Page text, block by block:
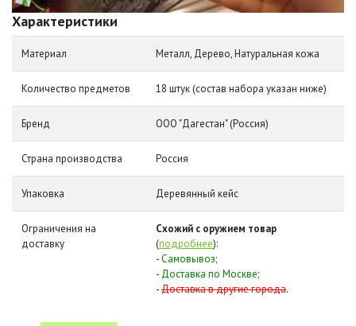
Характеристики
Материал Металл, Дерево, Натуральная кожа
Количество предметов 18 штук (состав набора указан ниже)
Бренд ООО "Дагестан" (Россия)
Страна производства Россия
Упаковка Деревянный кейс
Ограничения на
доставку
Схожий с оружием товар
(подробнее):
-Самовывоз;
- Доставка по Москве;
-Доставка в другие города.